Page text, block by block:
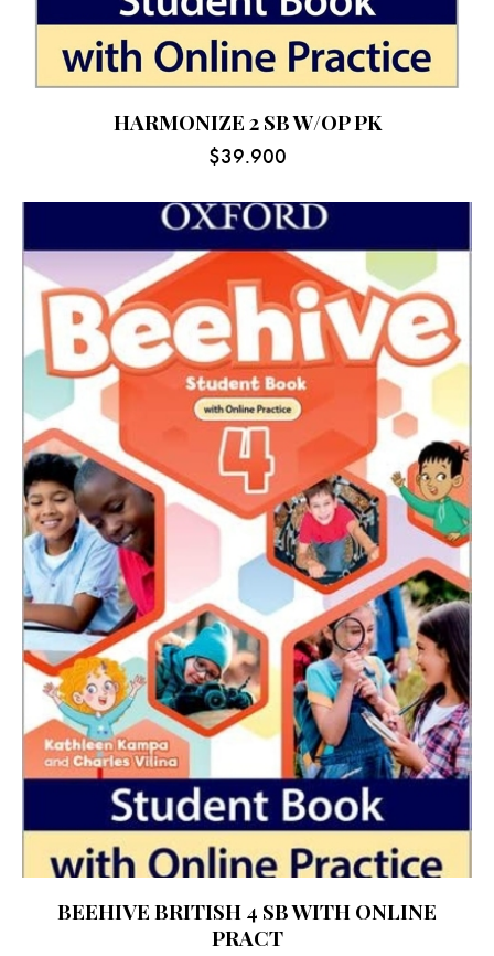
HARMONIZE 2 SB W/OP PK
$39.900
BEEHIVE BRITISH 4 SB WITH ONLINE
PRACT